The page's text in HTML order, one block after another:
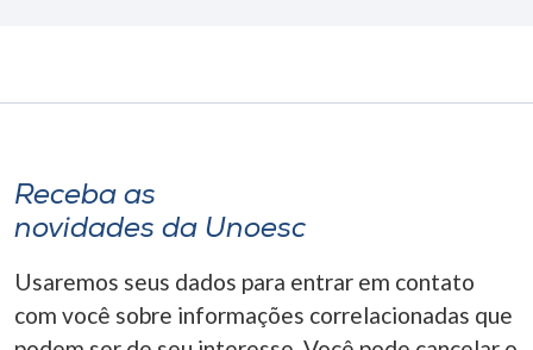
Receba as
novidades da Unoesc
Usaremos seus dados para entrar em contato
com você sobre informações correlacionadas que